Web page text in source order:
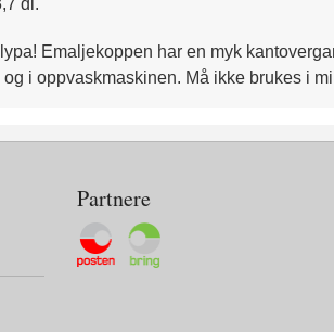
dl.
Emaljekoppen har en myk
i oppvaskmaskinen. Må ikke brukes i
Partnere